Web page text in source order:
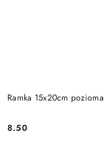
Ramka 15x20cm pozioma
Cena:
8.50